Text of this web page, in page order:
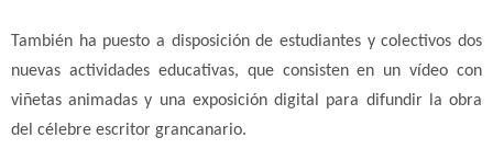
También ha puesto a disposición de estudiantes y colectivos dos
nuevas actividades educativas, que consisten en un vídeo con
viñetas animadas y una exposición digital para difundir la obra
del célebre escritor grancanario.